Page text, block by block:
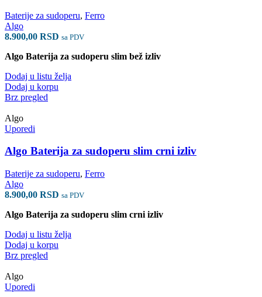
Baterije za sudoperu, Ferro
Algo
8.900,00 RSD sa PDV
Algo Baterija za sudoperu slim bež izliv
Dodaj u listu želja
Dodaj u korpu
Brz pregled
Algo
Uporedi
Algo Baterija za sudoperu slim crni izliv
Baterije za sudoperu, Ferro
Algo
8.900,00 RSD sa PDV
Algo Baterija za sudoperu slim crni izliv
Dodaj u listu želja
Dodaj u korpu
Brz pregled
Algo
Uporedi